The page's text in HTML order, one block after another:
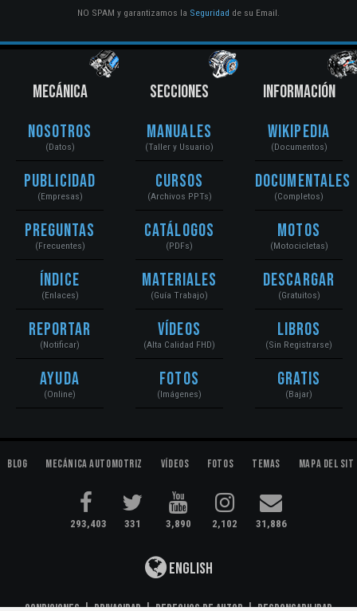
NO SPAM y garantizamos la Seguridad de su Email.
MECÁNICA
Nosotros
(Datos)
Publicidad
(Empresas)
Preguntas
(Frecuentes)
Índice
(Enlaces)
Reportar
(Notificar)
Ayuda
(Online)
SECCIONES
Manuales
(Taller y Usuario)
Cursos
(Archivos PPTs)
Catálogos
(PDFs)
Materiales
(Guía Trabajo)
Vídeos
(Alta Calidad FHD)
Fotos
(Imágenes)
INFORMACIÓN
Wikipedia
(Documentos)
Documentales
(Completos)
Motos
(Motocicletas)
Descargar
(Gratuitos)
Libros
(Sin Registrarse)
Gratis
(Bajar)
Blog Mecánica Automotriz Vídeos Fotos Temas Mapa del
293,403 331 3,890 2,102 31,886
English